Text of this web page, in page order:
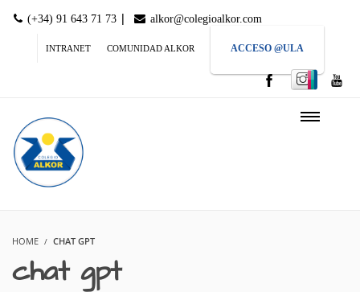
(+34) 91 643 71 73 | alkor@colegioalkor.com
INTRANET COMUNIDAD ALKOR ACCESO @ULA
HOME CHAT GPT
chat gpt